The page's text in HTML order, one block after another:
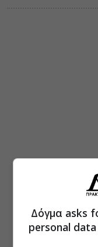
Δόγμα asks
personal